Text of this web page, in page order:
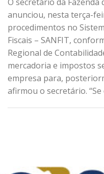
anunciou, nesta terça-
procedimentos no
Fiscais – SANFIT,
Regional de
mercadoria e impostos
empresa para,
afirmou o secretário.